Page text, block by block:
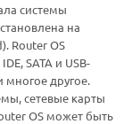
системы
на
Router OS
SATA и USB-
многое другое.
сетевые карты
OS может быть